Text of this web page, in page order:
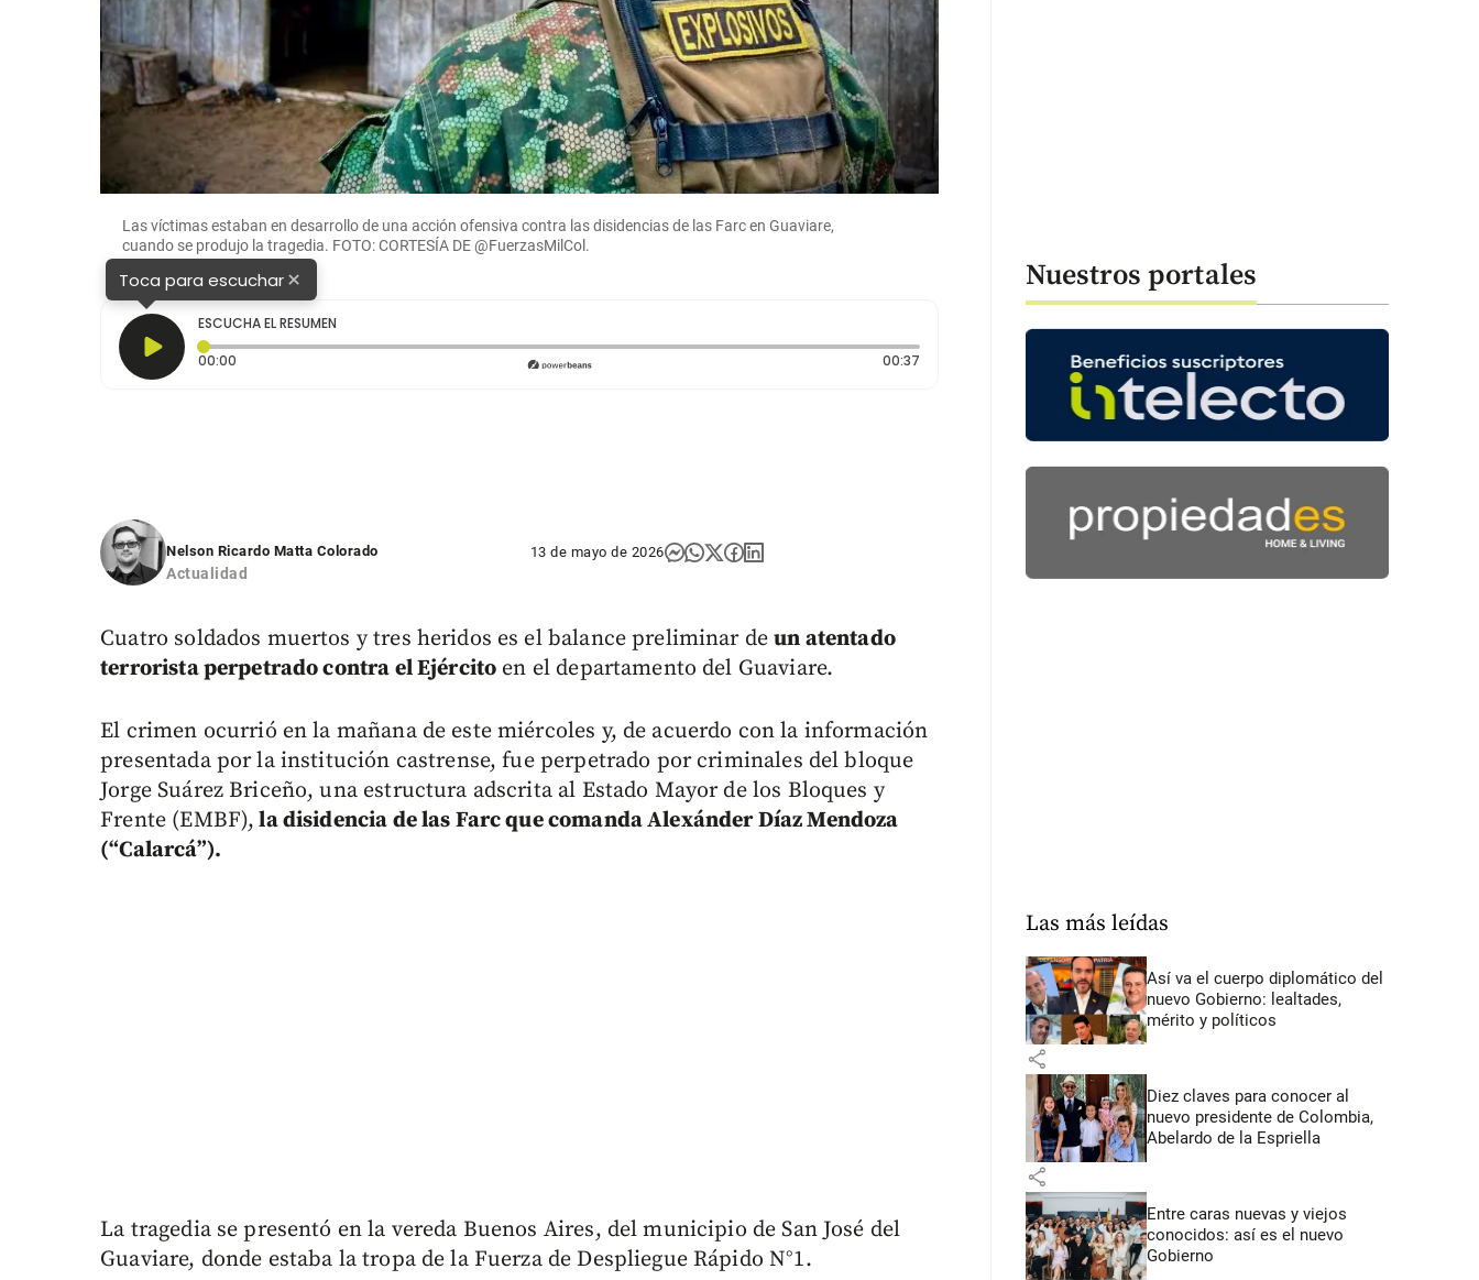
Las víctimas estaban en desarrollo de una acción ofensiva contra las disidencias de las Farc en Guaviare,
cuando se produjo la tragedia. FOTO: CORTESÍA DE @FuerzasMilCol.
Toca para escuchar×
ESCUCHA EL RESUMEN
00:00
00:37Duración: 37 segundos
Nelson Ricardo Matta Colorado
Actualidad
13 de mayo de 2026
Cuatro soldados muertos y tres heridos es el balance preliminar deun atentado
terrorista perpetrado contra el Ejército en el departamento del Guaviare.
El crimen ocurrió en la mañana de este miércoles y, de acuerdo con la información
presentada por la institución castrense, fue perpetrado por criminales del bloque
Jorge Suárez Briceño, una estructura adscrita al Estado Mayor de los Bloques y
Frente (EMBF), la disidencia de las Farc que comanda Alexánder Díaz Mendoza
(“Calarcá”).
La tragedia se presentó en la vereda Buenos Aires, del municipio de San José del
Guaviare, donde estaba la tropa de la Fuerza de Despliegue Rápido N°1.
Nuestros portales
Las más leídas
Así va el cuerpo diplomático del
nuevo Gobierno: lealtades,
mérito y políticos
share
Diez claves para conocer al
nuevo presidente de Colombia,
Abelardo de la Espriella
share
Entre caras nuevas y viejos
conocidos: así es el nuevo
Gobierno